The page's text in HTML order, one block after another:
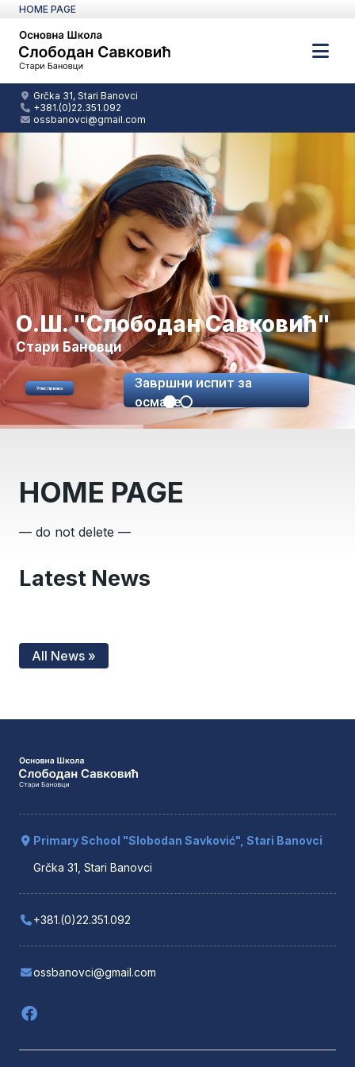
HOME PAGE
Grčka 31, Stari Banovci
+381.(0)22.351.092
ossbanovci@gmail.com
Упис првака
О.Ш. "Слободан Савковић"
Стари Бановци
Завршни испит за
осмаке
HOME PAGE
— do not delete —
Latest News
All News »
Primary School "Slobodan Savković", Stari Banovci
Grčka 31, Stari Banovci
+381.(0)22.351.092
ossbanovci@gmail.com